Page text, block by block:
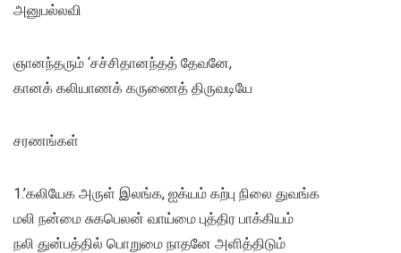
அனுபல்லவி
ஞானந்தரும் ‘சச்சிதானந்தத் தேவனே,
கானக் கலியாணக் கருணைத் திருவடியே
சரணங்கள்
1.’கலியேக அருள் இலங்க, ஐக்யம் கற்பு நிலை துவங்க
மலி நன்மை சுகபெலன் வாய்மை புத்திர பாக்கியம்
நலி துன்பத்தில் பொறுமை நாதனே அளித்திடும்